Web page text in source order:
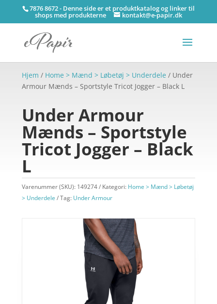
7876 8672 - Denne side er et produktkatalog og linker til
shops med produkterne kontakt@e-papir.dk
Hjem / Home > Mænd > Løbetøj > Underdele / Under
Armour Mænds – Sportstyle Tricot Jogger – Black L
Under Armour
Mænds – Sportstyle
Tricot Jogger – Black
L
Varenummer (SKU): 149274 Kategori: Home > Mænd > Løbetøj
> Underdele
Tag: Under Armour